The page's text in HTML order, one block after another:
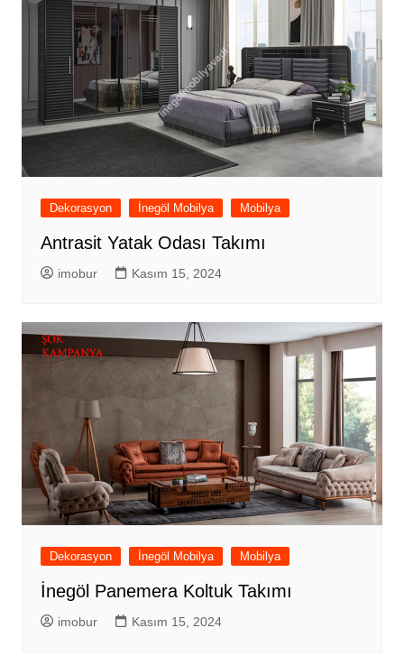
Dekorasyon İnegöl Mobilya Mobilya
Antrasit Yatak Odası Takımı
imobur Kasım 15, 2024
Dekorasyon İnegöl Mobilya Mobilya
İnegöl Panemera Koltuk Takımı
imobur Kasım 15, 2024